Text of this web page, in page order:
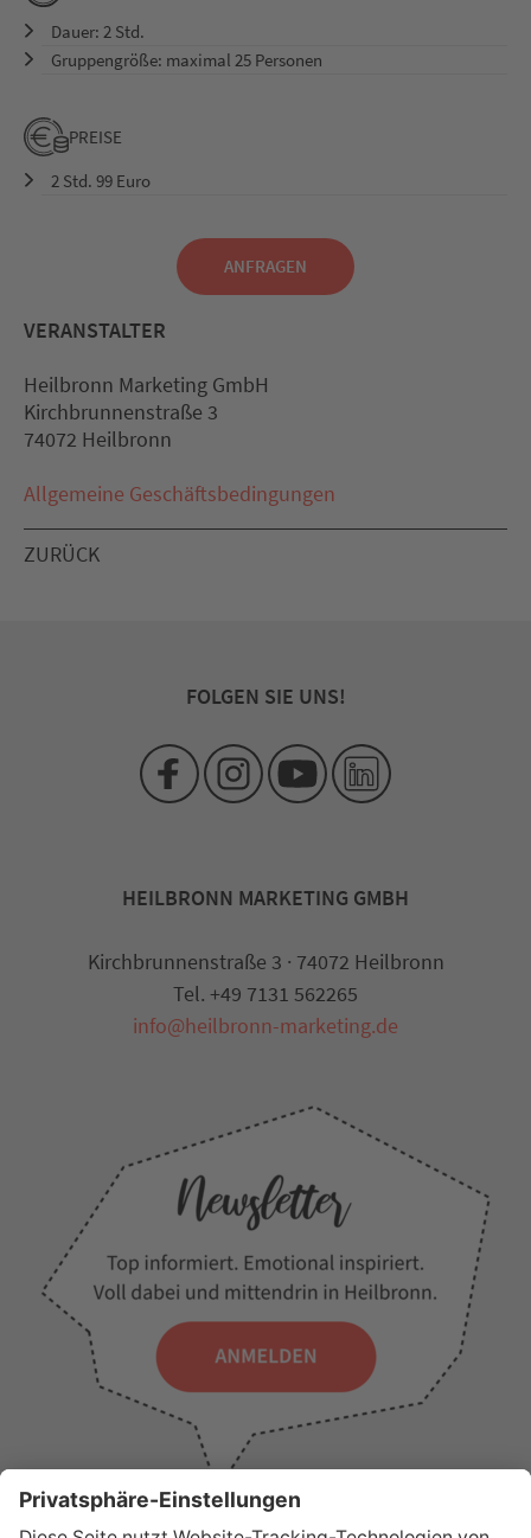
Dauer: 2 Std.
Gruppengröße: maximal 25 Personen
PREISE
2 Std. 99 Euro
ANFRAGEN
VERANSTALTER
Heilbronn Marketing GmbH
Kirchbrunnenstraße 3
74072 Heilbronn
Allgemeine Geschäftsbedingungen
ZURÜCK
FOLGEN SIE UNS!
HEILBRONN MARKETING GMBH
Kirchbrunnenstraße 3 · 74072 Heilbronn
Tel. +49 7131 562265
info@heilbronn-marketing.de